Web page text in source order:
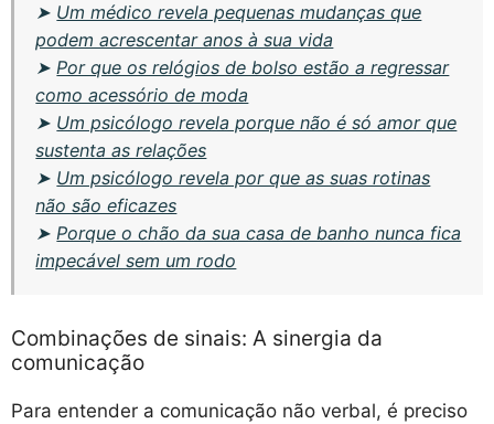
➤ Um médico revela pequenas mudanças que
podem acrescentar anos à sua vida
➤Por que os relógios de bolso estão a regressar
como acessório de moda
➤ Um psicólogo revela porque não é só amor que
sustenta as relações
➤ Um psicólogo revela por que as suas rotinas
não são eficazes
➤Porque o chão da sua casa de banho nunca fica
impecável sem um rodo
Combinações de sinais: A sinergia da
comunicação
Para entender a comunicação não verbal, é preciso